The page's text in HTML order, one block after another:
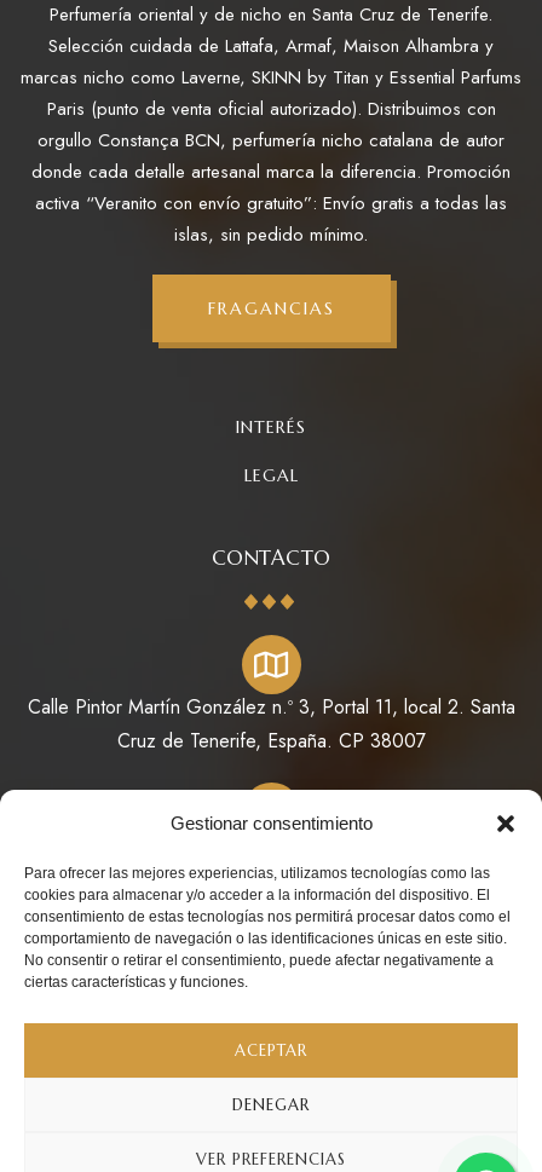
Gestionar consentimiento
Para ofrecer las mejores experiencias, utilizamos tecnologías como las
cookies para almacenar y/o acceder a la información del dispositivo. El
consentimiento de estas tecnologías nos permitirá procesar datos como el
comportamiento de navegación o las identificaciones únicas en este sitio.
No consentir o retirar el consentimiento, puede afectar negativamente a
ciertas características y funciones.
ACEPTAR
DENEGAR
VER PREFERENCIAS
Perfumería oriental y de nicho en Santa Cruz de Tenerife.
Selección cuidada de Lattafa, Armaf, Maison Alhambra y
marcas nicho como Laverne, SKINN by Titan y Essential Parfums
Paris (punto de venta oficial autorizado). Distribuimos con
orgullo Constança BCN, perfumería nicho catalana de autor
donde cada detalle artesanal marca la diferencia. Promoción
activa “Veranito con envío gratuito”: Envío gratis a todas las
islas, sin pedido mínimo.
FRAGANCIAS
INTERÉS
LEGAL
CONTACTO
Calle Pintor Martín González n.º 3, Portal 11, local 2. Santa
Cruz de Tenerife, España. CP 38007
info@perfumesdeoriente.es
Copyright 2026 – © Todos los derechos reservados – Design